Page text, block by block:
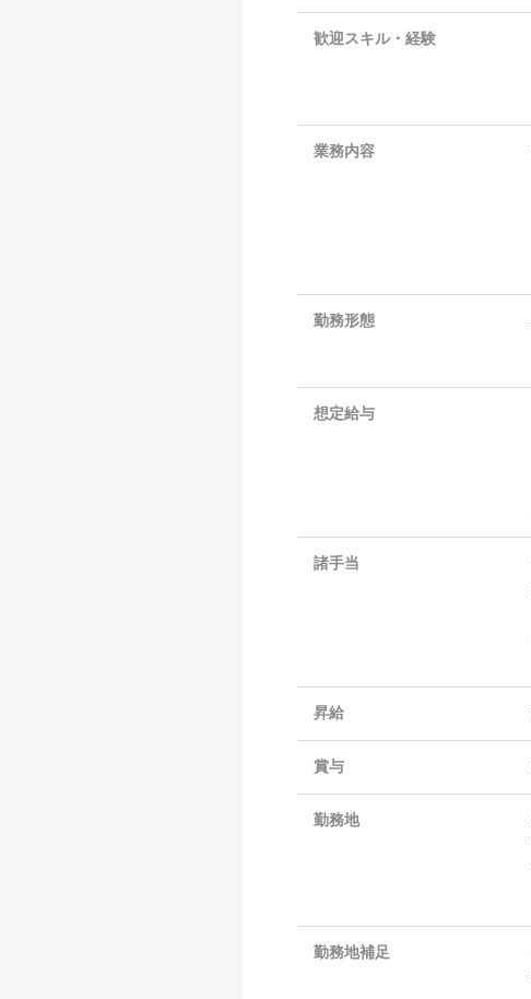
歓迎スキル・経験
業務内容
勤務形態
想定給与
諸手当
昇給
賞与
勤務地
勤務地補足